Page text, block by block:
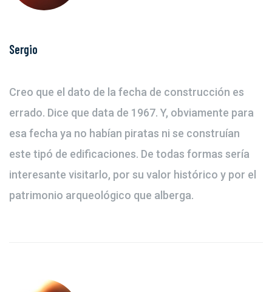
Sergio
Creo que el dato de la fecha de construcción es
errado. Dice que data de 1967. Y, obviamente para
esa fecha ya no habían piratas ni se construían
este tipó de edificaciones. De todas formas sería
interesante visitarlo, por su valor histórico y por el
patrimonio arqueológico que alberga.